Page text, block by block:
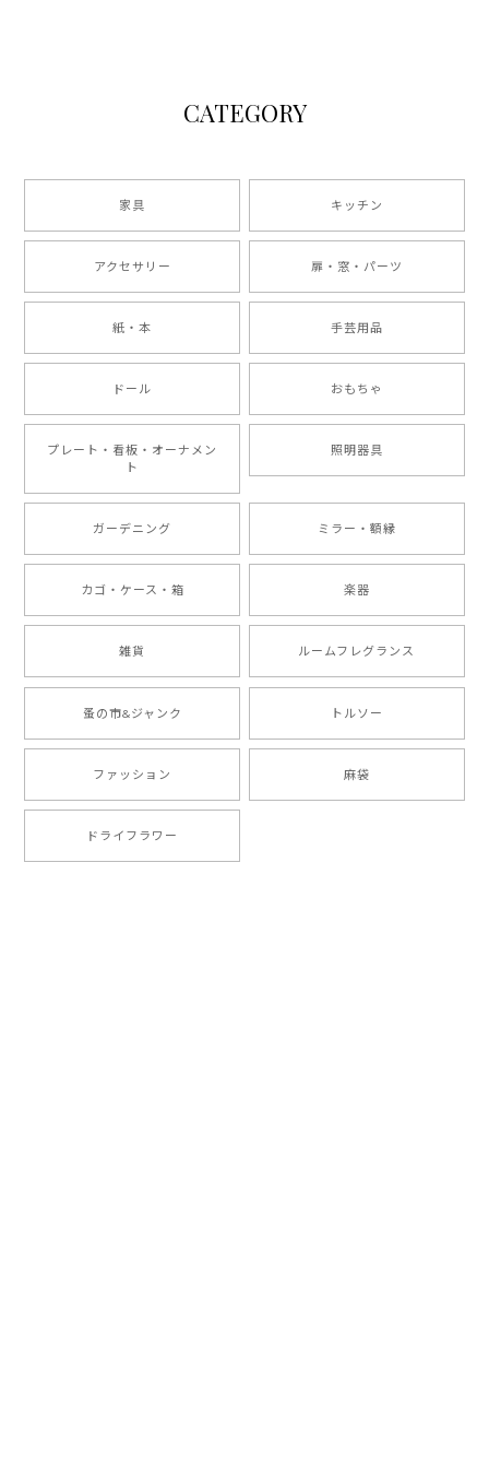
CATEGORY
家具 キッチン
アクセサリー 扉・窓・パーツ
紙・本 手芸用品
ドール おもちゃ
プレート・看板・オーナメン
ト
照明器具
ガーデニング ミラー・額縁
カゴ・ケース・箱 楽器
雑貨 ルームフレグランス
蚤の市&ジャンク トルソー
ファッション 麻袋
ドライフラワー